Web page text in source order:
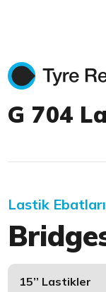
G 704
Lastik
15’’ Lastikler